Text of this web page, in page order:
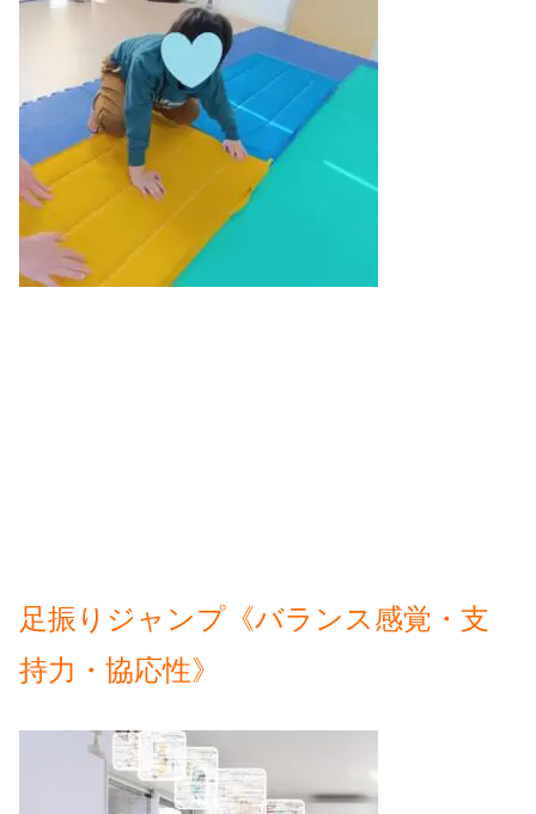
足振りジャンプ《バランス感覚・支
持力・協応性》